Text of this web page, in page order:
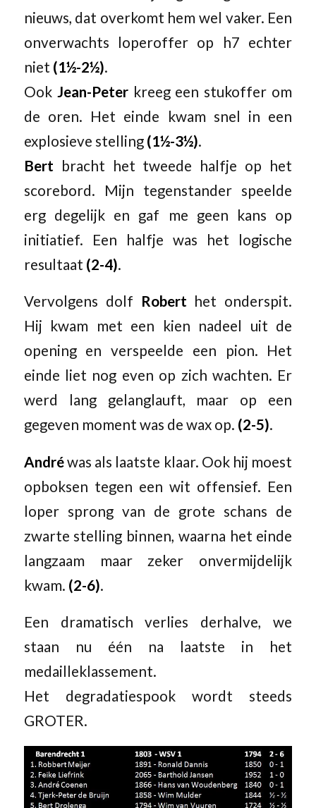
nieuws, dat overkomt hem wel vaker. Een
onverwachts loperoffer op h7 echter
niet (1½-2½).
Ook Jean-Peterkreeg een stukoffer om
de oren. Het einde kwam snel in een
explosieve stelling (1½-3½).
Bert bracht het tweede halfje op het
scorebord. Mijn tegenstander speelde
erg degelijk en gaf me geen kans op
initiatief. Een halfje was het logische
resultaat (2-4).
Vervolgens dolf Robert het onderspit.
Hij kwam met een kien nadeel uit de
opening en verspeelde een pion. Het
einde liet nog even op zich wachten. Er
werd lang gelanglauft, maar op een
gegeven moment was de wax op. (2-5).
Andréwas als laatste klaar. Ook hij moest
opboksen tegen een wit offensief. Een
loper sprong van de grote schans de
zwarte stelling binnen, waarna het einde
langzaam maar zeker onvermijdelijk
kwam. (2-6).
Een dramatisch verlies derhalve, we
staan nu één na laatste in het
medailleklassement.
Het degradatiespook wordt steeds
GROTER.